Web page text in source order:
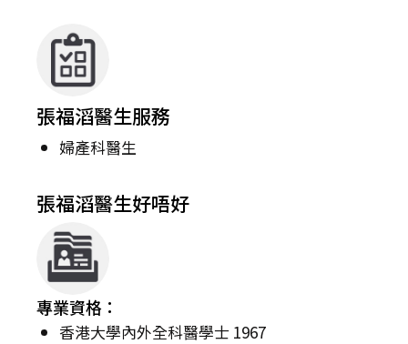
張福滔醫生服務
婦產科醫生
張福滔醫生好唔好
專業資格：
香港大學內外全科醫學士 1967